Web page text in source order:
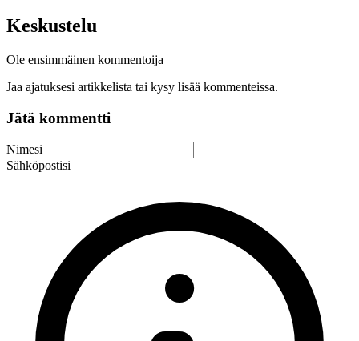
Keskustelu
Ole ensimmäinen kommentoija
Jaa ajatuksesi artikkelista tai kysy lisää kommenteissa.
Jätä kommentti
Nimesi
Sähköpostisi